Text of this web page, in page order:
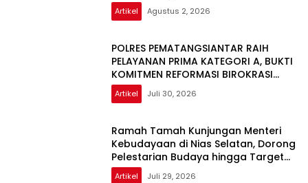
Artikel Agustus 2, 2026
POLRES PEMATANGSIANTAR RAIH
PELAYANAN PRIMA KATEGORI A, BUKTI
KOMITMEN REFORMASI BIROKRASI
POLRI
Artikel Juli 30, 2026
Ramah Tamah Kunjungan Menteri
Kebudayaan di Nias Selatan, Dorong
Pelestarian Budaya hingga Target
UNESCO
Artikel Juli 29, 2026